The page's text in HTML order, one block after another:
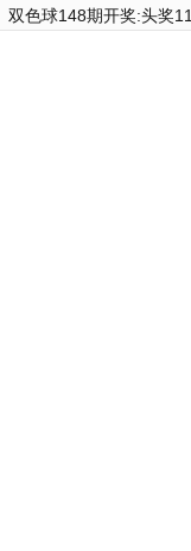
双色球148期开奖:头奖